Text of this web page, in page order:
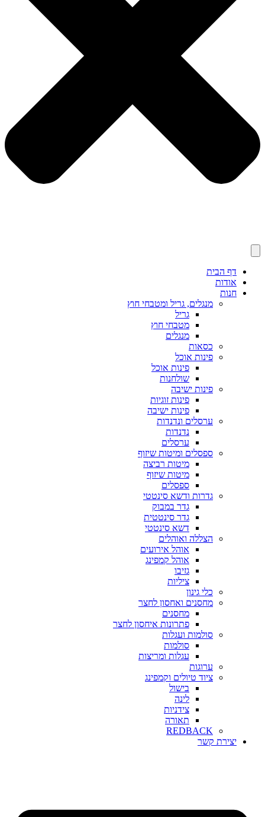
דף הבית
אודות
חנות
מנגלים, גריל ומטבחי חוץ
גריל
מטבחי חוץ
מנגלים
כסאות
פינות אוכל
פינות אוכל
שולחנות
פינות ישיבה
פינות זוגיות
פינות ישיבה
ערסלים ונדנדות
נדנדות
ערסלים
ספסלים ומיטות שיזוף
מיטות רביצה
מיטות שיזוף
ספסלים
גדרות ודשא סינטטי
גדר במבוק
גדר סינטטית
דשא סינטטי
הצללה ואוהלים
אוהל אירועים
אוהל קמפינג
גזיבו
ציליות
כלי גינון
מחסנים ואחסון לחצר
מחסנים
פתרונות איחסון לחצר
סולמות ועגלות
סולמות
עגלות ומריצות
ערוגות
ציוד טיולים וקמפינג
בישול
לינה
צידניות
תאורה
REDBACK
יצירת קשר